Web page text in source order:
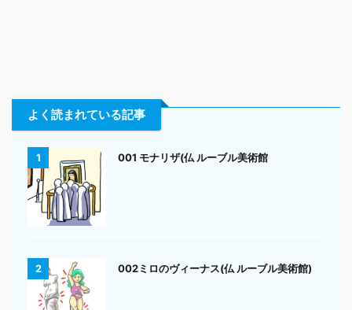
よく読まれている記事
1 001 モナリザ(仏 ルーブル美術館
2 002ミロのヴィーナス(仏 ルーブル美術館)